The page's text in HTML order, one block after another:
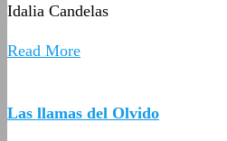
Idalia Candelas
Read More
Las llamas del Olvido